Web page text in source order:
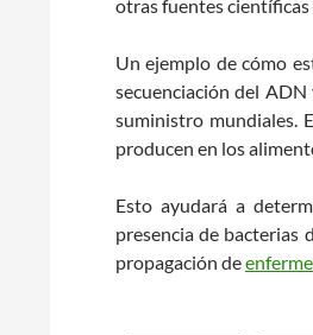
otras fuentes científicas
Un ejemplo de cómo
secuenciación del
suministro mundiales.
producen en los
Esto ayudará a
presencia de bacterias
propagación de